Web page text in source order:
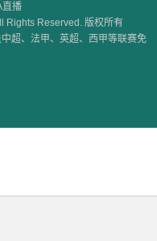
直播
Rights Reserved. 版权所有
超、法甲、英超、西甲等联赛免